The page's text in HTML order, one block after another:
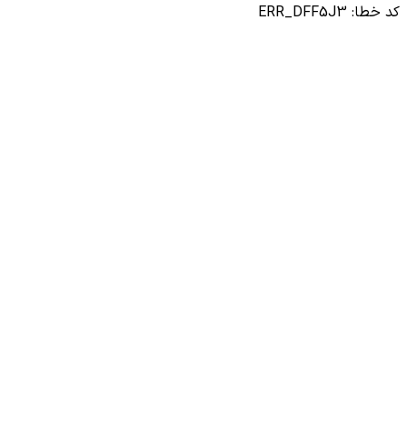
کد خطا: ERR_DFF5J3